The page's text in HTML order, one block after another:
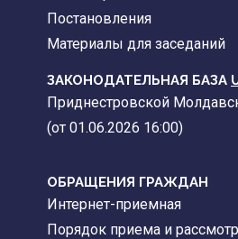
Постановления
Материалы для заседаний
ЗАКОНОДАТЕЛЬНАЯ БАЗА
Приднестровской
(от 01.06.2026 16:00)
ОБРАЩЕНИЯ ГРАЖДАН
Интернет-приемная
Порядок приема и